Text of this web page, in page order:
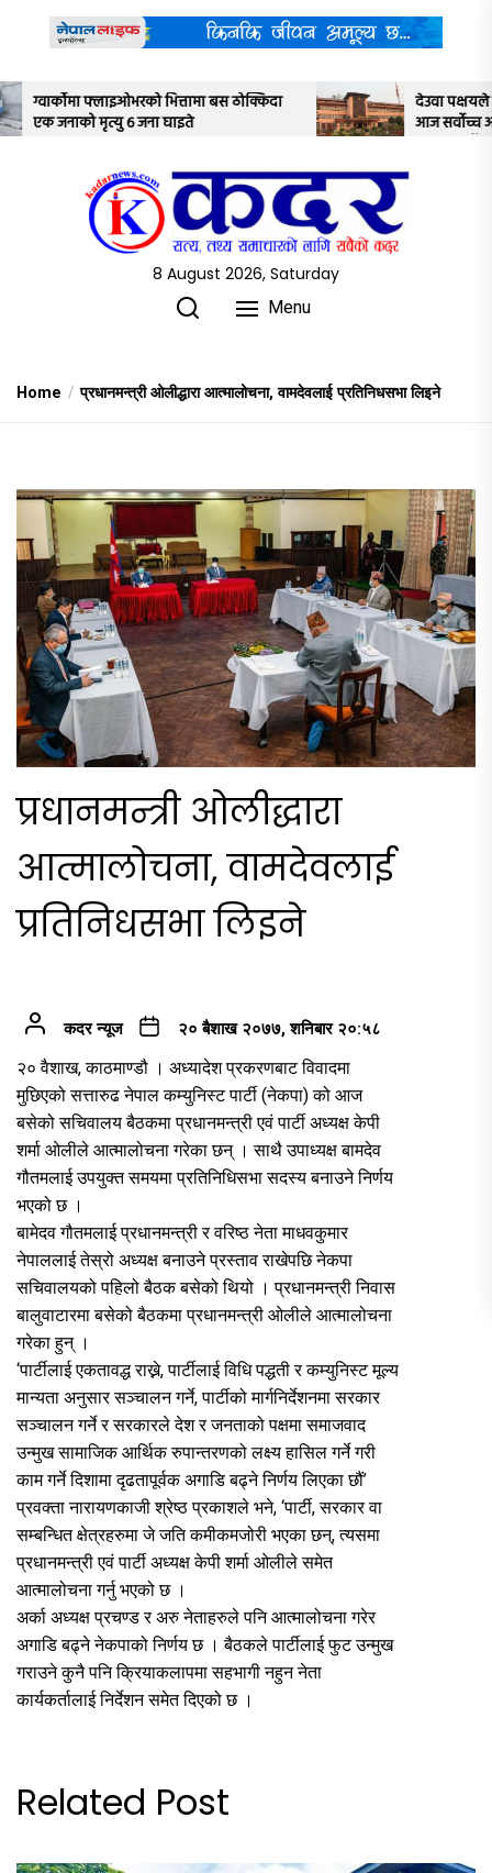
contentबस ठोक्किदा
देउवा पक्षयले दिएकोे पुनरावलोकन निवेदनमाथि
आज सर्वोच्च अदालतका तीन न्यायाधीशले
8 August 2026, Saturday
Menu
Home प्रधानमन्त्री ओलीद्धारा आत्मालोचना, वामदेवलाई प्रतिनिधसभा लिइने
प्रधानमन्त्री ओलीद्धारा
आत्मालोचना, वामदेवलाई
प्रतिनिधसभा लिइने
कदर न्यूज २० बैशाख २०७७, शनिबार २०:५८
२० वैशाख, काठमाण्डौ । अध्यादेश प्रकरणबाट विवादमा
मुछिएको सत्तारुढ नेपाल कम्युनिस्ट पार्टी (नेकपा) को आज
बसेको सचिवालय बैठकमा प्रधानमन्त्री एवं पार्टी अध्यक्ष केपी
शर्मा ओलीले आत्मालोचना गरेका छन् । साथै उपाध्यक्ष बामदेव
गौतमलाई उपयुक्त समयमा प्रतिनिधिसभा सदस्य बनाउने निर्णय
भएको छ ।
बामेदव गौतमलाई प्रधानमन्त्री र वरिष्ठ नेता माधवकुमार
नेपाललाई तेस्रो अध्यक्ष बनाउने प्रस्ताव राखेपछि नेकपा
सचिवालयको पहिलो बैठक बसेको थियो । प्रधानमन्त्री निवास
बालुवाटारमा बसेको बैठकमा प्रधानमन्त्री ओलीले आत्मालोचना
गरेका हुन् ।
‘पार्टीलाई एकतावद्ध राख्ने, पार्टीलाई विधि पद्धती र कम्युनिस्ट मूल्य
मान्यता अनुसार सञ्चालन गर्ने, पार्टीको मार्गनिर्देशनमा सरकार
सञ्चालन गर्ने र सरकारले देश र जनताको पक्षमा समाजवाद
उन्मुख सामाजिक आर्थिक रुपान्तरणको लक्ष्य हासिल गर्ने गरी
काम गर्ने दिशामा दृढतापूर्वक अगाडि बढ्ने निर्णय लिएका छौं’
प्रवक्ता नारायणकाजी श्रेष्ठ प्रकाशले भने, ‘पार्टी, सरकार वा
सम्बन्धित क्षेत्रहरुमा जे जति कमीकमजोरी भएका छन्, त्यसमा
प्रधानमन्त्री एवं पार्टी अध्यक्ष केपी शर्मा ओलीले समेत
आत्मालोचना गर्नु भएको छ ।
अर्का अध्यक्ष प्रचण्ड र अरु नेताहरुले पनि आत्मालोचना गरेर
अगाडि बढ्ने नेकपाको निर्णय छ । बैठकले पार्टीलाई फुट उन्मुख
गराउने कुनै पनि क्रियाकलापमा सहभागी नहुन नेता
कार्यकर्तालाई निर्देशन समेत दिएको छ ।
Related Post